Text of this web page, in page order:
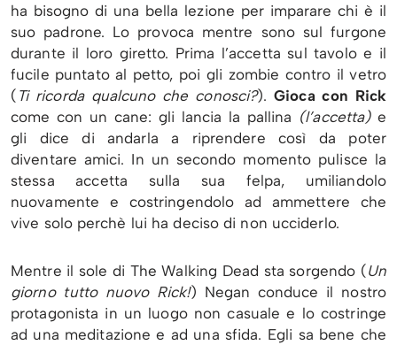
ha bisogno di una bella lezione per imparare chi è il
suo padrone. Lo provoca mentre sono sul furgone
durante il loro giretto. Prima l’accetta sul tavolo e il
fucile puntato al petto, poi gli zombie contro il vetro
( Ti ricorda qualcuno che conosci?).Gioca con Rick
come con un cane: gli lancia la pallina (l’accetta) e
gli dice di andarla a riprendere così da poter
diventare amici. In un secondo momento pulisce la
stessa accetta sulla sua felpa, umiliandolo
nuovamente e costringendolo ad ammettere che
vive solo perchè lui ha deciso di non ucciderlo.
Mentre il sole di The Walking Dead sta sorgendo (Un
giorno tutto nuovo Rick!) Negan conduce il nostro
protagonista in un luogo non casuale e lo costringe
ad una meditazione e ad una sfida. Egli sa bene che